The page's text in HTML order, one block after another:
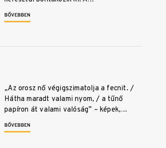
BŐVEBBEN
„Az orosz nő végigszimatolja a fecnit. /
Hátha maradt valami nyom, / a tűnő
papíron át valami valóság” – képek,…
BŐVEBBEN